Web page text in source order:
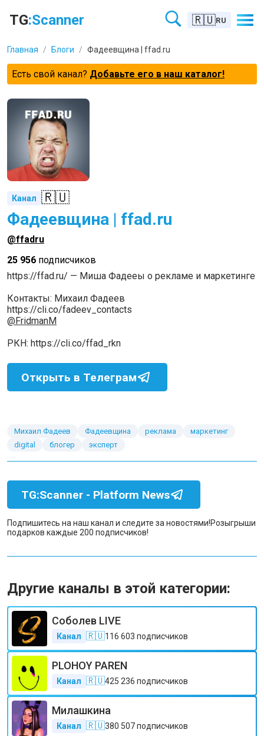
TG:Scanner 🇷🇺RU
Главная / Блоги / Фадеевщина | ffad.ru
Есть свой канал? Добавьте его в наш каталог!
Канал 🇷🇺
Фадеевщина | ffad.ru
@ffadru
25 956 подписчиков
https://ffad.ru/ — Миша Фадееы о рекламе и маркетинге
Контакты: Михаил Фадеев
https://cli.co/fadeev_contacts
@FridmanM
РКН: https://cli.co/ffad_rkn
Открыть в Телеграм
Михаил Фадеев Фадеевщина реклама
маркетинг
digital
блогер эксперт
TG:Scanner - Platform News
Подпишитесь на наш канал и следите за новостями!Розыгрыши
подарков каждые 200 подписчиков!
Другие каналы в этой категории:
Соболев LIVE
Канал 🇷🇺116 603 подписчиков
PLOHOY PAREN
Канал 🇷🇺425 236 подписчиков
Милашкина
Канал 🇷🇺380 507подписчиков